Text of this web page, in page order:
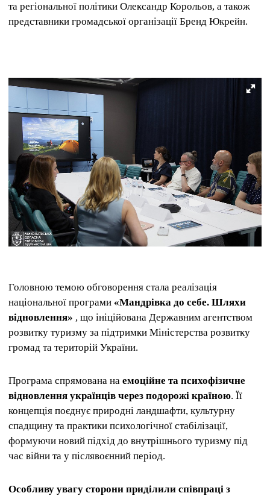
та регіональної політики Олександр Корольов, а також
представники громадської організації Бренд Юкрейн.
Головною темою обговорення стала реалізація
національної програми «Мандрівка до себе. Шляхи
відновлення» , що ініційована Державним агентством
розвитку туризму за підтримки Міністерства розвитку
громад та територій України.
Програма спрямована на емоційне та психофізичне
відновлення українців через подорожі країною. Її
концепція поєднує природні ландшафти, культурну
спадщину та практики психологічної стабілізації,
формуючи новий підхід до внутрішнього туризму під
час війни та у післявоєнний період.
Особливу увагу сторони приділили співпраці з